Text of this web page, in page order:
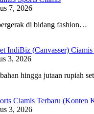
7, 2026
di bidang fashion…
IndiBiz (Canvasser)
3, 2026
hingga jutaan rupiah
Ciamis Terbaru (Konten
3, 2026